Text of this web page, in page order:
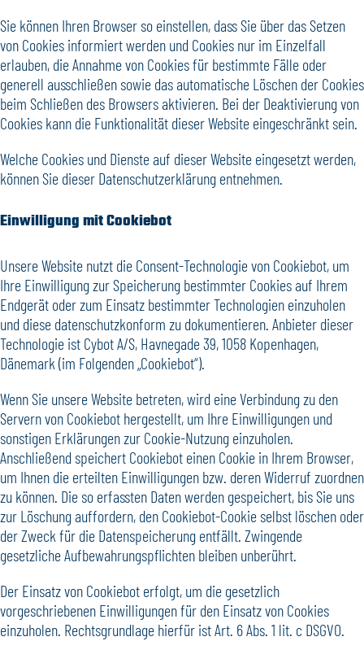
Sie können Ihren Browser so einstellen, dass Sie über das Setzen
von Cookies informiert werden und Cookies nur im Einzelfall
erlauben, die Annahme von Cookies für bestimmte Fälle oder
generell ausschließen sowie das automatische Löschen der Cookies
beim Schließen des Browsers aktivieren. Bei der Deaktivierung von
Cookies kann die Funktionalität dieser Website eingeschränkt sein.
Welche Cookies und Dienste auf dieser Website eingesetzt werden,
können Sie dieser Datenschutzerklärung entnehmen.
Einwilligung mit Cookiebot
Unsere Website nutzt die Consent-Technologie von Cookiebot, um
Ihre Einwilligung zur Speicherung bestimmter Cookies auf Ihrem
Endgerät oder zum Einsatz bestimmter Technologien einzuholen
und diese datenschutzkonform zu dokumentieren. Anbieter dieser
Technologie ist Cybot A/S, Havnegade 39, 1058 Kopenhagen,
Dänemark (im Folgenden „Cookiebot“).
Wenn Sie unsere Website betreten, wird eine Verbindung zu den
Servern von Cookiebot hergestellt, um Ihre Einwilligungen und
sonstigen Erklärungen zur Cookie-Nutzung einzuholen.
Anschließend speichert Cookiebot einen Cookie in Ihrem Browser,
um Ihnen die erteilten Einwilligungen bzw. deren Widerruf zuordnen
zu können. Die so erfassten Daten werden gespeichert, bis Sie uns
zur Löschung auffordern, den Cookiebot-Cookie selbst löschen oder
der Zweck für die Datenspeicherung entfällt. Zwingende
gesetzliche Aufbewahrungspflichten bleiben unberührt.
Der Einsatz von Cookiebot erfolgt, um die gesetzlich
vorgeschriebenen Einwilligungen für den Einsatz von Cookies
einzuholen. Rechtsgrundlage hierfür ist Art. 6 Abs. 1 lit. c DSGVO.